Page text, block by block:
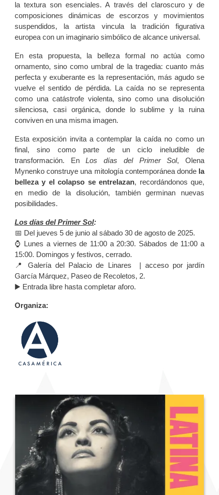
la textura son esenciales. A través del claroscuro y de
composiciones dinámicas de escorzos y movimientos
suspendidos, la artista vincula la tradición figurativa
europea con un imaginario simbólico de alcance universal.
En esta propuesta, la belleza formal no actúa como
ornamento, sino como umbral de la tragedia: cuanto más
perfecta y exuberante es la representación, más agudo se
vuelve el sentido de pérdida. La caída no se representa
como una catástrofe violenta, sino como una disolución
silenciosa, casi orgánica, donde lo sublime y la ruina
conviven en una misma imagen.
Esta exposición invita a contemplar la caída no como un
final, sino como parte de un ciclo ineludible de
transformación. EnLos días del Primer Sol, Olena
Mynenko construye una mitología contemporánea donde la
belleza y el colapso se entrelazan, recordándonos que,
en medio de la disolución, también germinan nuevas
posibilidades.
Los días del Primer Sol:
📅 Del jueves 5 de junio al sábado 30 de agosto de 2025.
⌚ Lunes a viernes de 11:00 a 20:30. Sábados de 11:00 a
15:00. Domingos y festivos, cerrado.
📍Galería del Palacio de Linares | acceso por jardín
García Márquez, Paseo de Recoletos, 2.
▶️ Entrada libre hasta completar aforo.
Organiza: